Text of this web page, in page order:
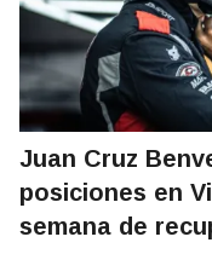
Juan Cruz
posiciones en
semana de